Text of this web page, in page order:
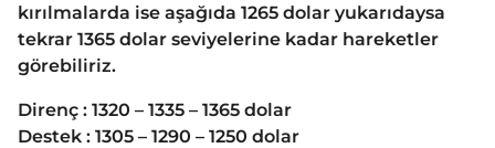
kırılmalarda ise aşağıda 1265 dolar yukarıdaysa
tekrar 1365 dolar seviyelerine kadar hareketler
görebiliriz.
Direnç : 1320 – 1335 – 1365 dolar
Destek : 1305 – 1290 – 1250 dolar